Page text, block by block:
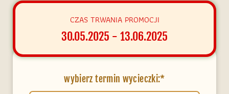
CZAS TRWANIA PROMOCJI
30.05.2025 - 13.06.2025
wybierz termin wycieczki:*